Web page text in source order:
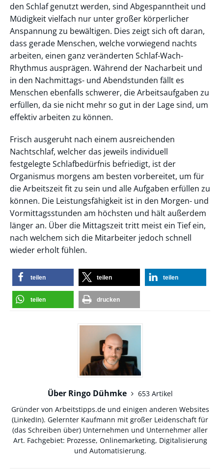
den Schlaf genutzt werden, sind Abgespanntheit und
Müdigkeit vielfach nur unter großer körperlicher
Anspannung zu bewältigen. Dies zeigt sich oft daran,
dass gerade Menschen, welche vorwiegend nachts
arbeiten, einen ganz veränderten Schlaf-Wach-
Rhythmus ausprägen. Während der Nacharbeit und
in den Nachmittags- und Abendstunden fällt es
Menschen ebenfalls schwerer, die Arbeitsaufgaben zu
erfüllen, da sie nicht mehr so gut in der Lage sind, um
effektiv arbeiten zu können.
Frisch ausgeruht nach einem ausreichenden
Nachtschlaf, welcher das jeweils individuell
festgelegte Schlafbedürfnis befriedigt, ist der
Organismus morgens am besten vorbereitet, um für
die Arbeitszeit fit zu sein und alle Aufgaben erfüllen zu
können. Die Leistungsfähigkeit ist in den Morgen- und
Vormittagsstunden am höchsten und hält außerdem
länger an. Über die Mittagszeit tritt meist ein Tief ein,
nach welchem sich die Mitarbeiter jedoch schnell
wieder erholt fühlen.
teilen teilen teilen
teilen drucken
Über Ringo Dühmke
653 Artikel
Gründer von Arbeitstipps.de und einigen anderen Websites
(LinkedIn). Gelernter Kaufmann mit großer Leidenschaft für
(das Schreiben über) Unternehmen und Unternehmer aller
Art. Fachgebiet: Prozesse, Onlinemarketing, Digitalisierung
und Automatisierung.